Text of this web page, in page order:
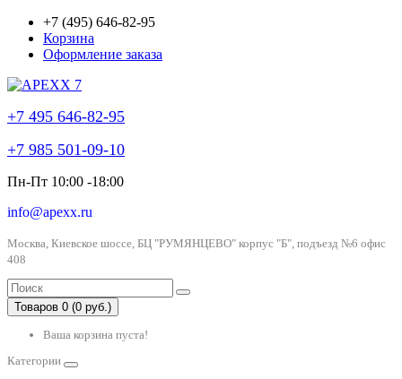
+7 (495) 646-82-95
Корзина
Оформление заказа
+7 495 646-82-95
+7 985 501-09-10
Пн-Пт 10:00 -18:00
info@apexx.ru
Москва, Киевское шоссе, БЦ "РУМЯНЦЕВО" корпус "Б", подъезд №6 офис
408
Товаров 0 (0 руб.)
Ваша корзина пуста!
Категории